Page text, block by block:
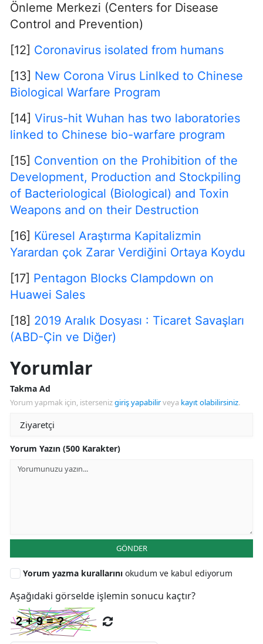
Önleme Merkezi (Centers for Disease
Control and Prevention)
[12] Coronavirus isolated from humans
[13] New Corona Virus Linlked to Chinese
Biological Warfare Program
[14] Virus-hit Wuhan has two laboratories
linked to Chinese bio-warfare program
[15] Convention on the Prohibition of the
Development, Production and Stockpiling
of Bacteriological (Biological) and Toxin
Weapons and on their Destruction
[16] Küresel Araştırma Kapitalizmin
Yarardan çok Zarar Verdiğini Ortaya Koydu
[17] Pentagon Blocks Clampdown on
Huawei Sales
[18] 2019 Aralık Dosyası : Ticaret Savaşları
(ABD-Çin ve Diğer)
Yorumlar
Takma Ad
Yorum yapmak için, istersenizgiriş yapabilirveya kayıt olabilirsiniz.
Yorum Yazın (500 Karakter)
GÖNDER
Yorum yazma kurallarını okudum ve kabul ediyorum
Aşağıdaki görselde işlemin sonucu kaçtır?